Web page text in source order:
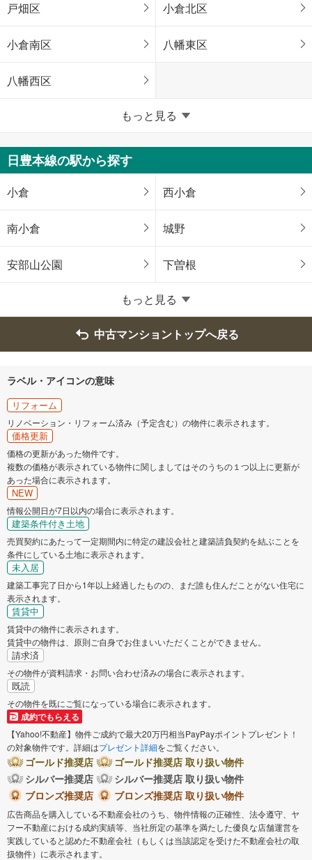
戸畑区 小倉北区
小倉南区 八幡東区
八幡西区
東区 博多区
中央区 南区
西区 城南区
早良区
福岡県のそのほかの地域
久留米市
筑紫野市
大野城市
太宰府市 古賀市
福津市 糸島市
那珂川市 糟屋郡宇美町
糟屋郡篠栗町 糟屋郡志免町
糟屋郡須惠町
糟屋郡粕屋町
もっと見る
日豊本線の駅から探す
小倉 西小倉
南小倉 城野
安部山公園 下曽根
もっと見る
中古マンショントップへ戻る
ラベル・アイコンの意味
リフォーム
リノベーション・リフォーム済み（予定含む）の物件に表示されます。
価格更新
価格の更新があった物件です。
複数の価格が表示されている物件に関しましてはそのうちの１つ以上に更新が
あった場合に表示されます。
NEW
情報公開日が7日以内の場合に表示されます。
建築条件付き土地
売買契約にあたって一定期間内に特定の建設会社と建築請負契約を結ぶことを
条件にしている土地に表示されます。
未入居
建築工事完了日から1年以上経過したものの、まだ誰も住んだことがない住宅に
表示されます。
賃貸中
賃貸中の物件に表示されます。
賃貸中の物件は、原則ご自身でお住まいいただくことができません。
請求済
その物件が資料請求・お問い合わせ済みの場合に表示されます。
既読
その物件を既にご覧になっている場合に表示されます。
成約でもらえる
【Yahoo!不動産】物件ご成約で最大20万円相当PayPayポイントプレゼント！
の対象物件です。詳細はプレゼント詳細をご覧ください。
ゴールド推奨店
ゴールド推奨店 取り扱い物件
シルバー推奨店
シルバー推奨店 取り扱い物件
ブロンズ推奨店
ブロンズ推奨店 取り扱い物件
広告商品を購入している不動産会社のうち、物件情報の正確性、法令遵守、ヤ
フー不動産における成約実績等、当社所定の基準を満たした優良な店舗運営を
実践していると認めた不動産会社（もしくは当該認定を受けた不動産会社の取
扱物件）に表示されます。